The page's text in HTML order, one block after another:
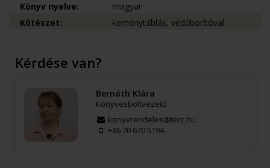
Könyv nyelve:
magyar
Kötészet:
keménytáblás, védőborítóval
Kérdése van?
Bernáth Klára
Könyvesboltvezető
konyvrendeles@terc.hu
+36 70 670 5194